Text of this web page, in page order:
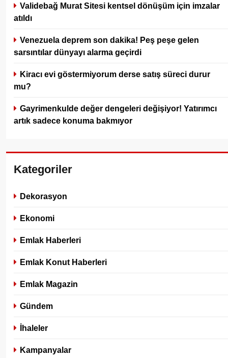
Validebağ Murat Sitesi kentsel dönüşüm için imzalar
atıldı
Venezuela deprem son dakika! Peş peşe gelen
sarsıntılar dünyayı alarma geçirdi
Kiracı evi göstermiyorum derse satış süreci durur
mu?
Gayrimenkulde değer dengeleri değişiyor! Yatırımcı
artık sadece konuma bakmıyor
Kategoriler
Dekorasyon
Ekonomi
Emlak Haberleri
Emlak Konut Haberleri
Emlak Magazin
Gündem
İhaleler
Kampanyalar